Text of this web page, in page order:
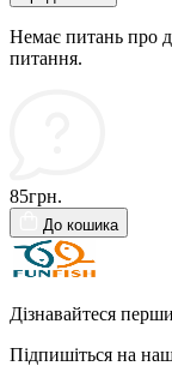
Немає питань про
питання.
85грн.
До кошика
Дізнавайтеся
Підпишіться на